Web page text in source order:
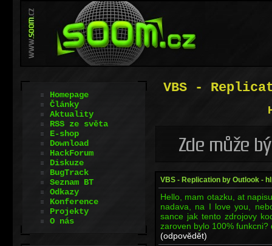
VBS -
VBS - Replication by Outlook -
Hello, mam otazku, at
nadava, na I love you,
sance jak tento zdrojovy
zaroven bylo 100% funkcni?
(odpovědět)
Homepage
Články
Aktuality
RSS ze světa
E-shop
Download
HackForum
Diskuze
BugTrack
Seznam BT
Odkazy
Konference
Projekty
O nás